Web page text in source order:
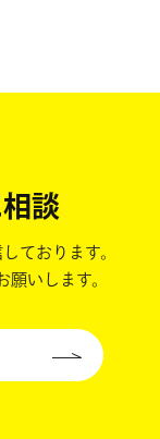
談
ております。
願いします。